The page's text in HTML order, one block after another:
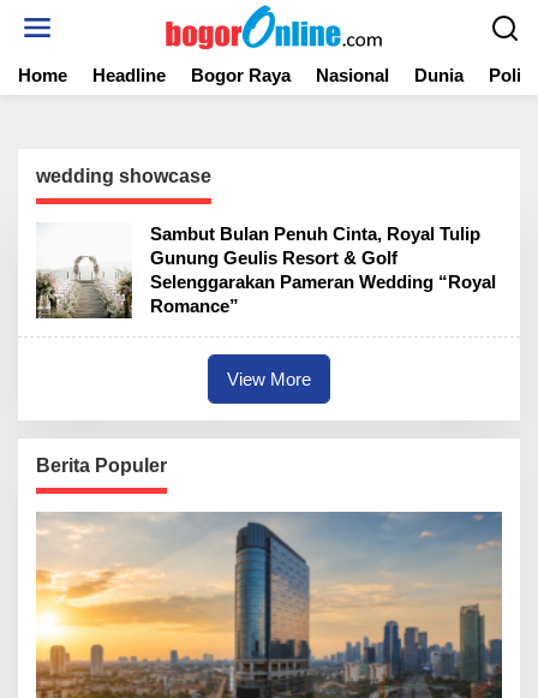
t
Home Headline Bogor Raya Nasional Dunia
wedding showcase
Sambut Bulan Penuh Cinta, Royal Tulip
Gunung Geulis Resort & Golf
Selenggarakan Pameran Wedding “Royal
Romance”
View More
Berita Populer